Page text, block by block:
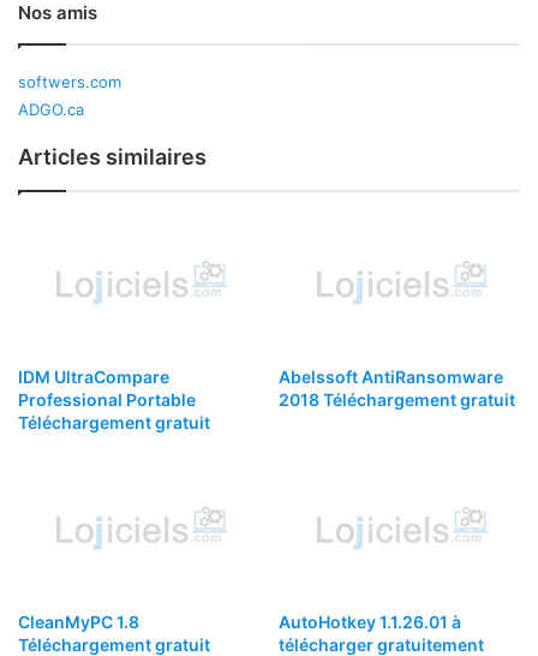
Nos amis
softwers.com
ADGO.ca
Articles similaires
IDM UltraCompare
Professional Portable
Téléchargement gratuit
Abelssoft AntiRansomware
2018 Téléchargement gratuit
CleanMyPC 1.8
Téléchargement gratuit
AutoHotkey 1.1.26.01 à
télécharger gratuitement